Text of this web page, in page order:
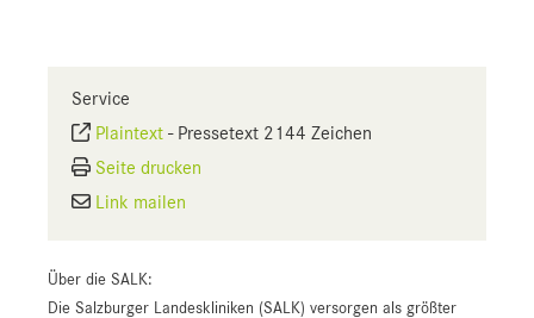
Service
Plaintext - Pressetext 2144 Zeichen
Seite drucken
Link mailen
Über die SALK:
Die Salzburger Landeskliniken (SALK) versorgen als größter